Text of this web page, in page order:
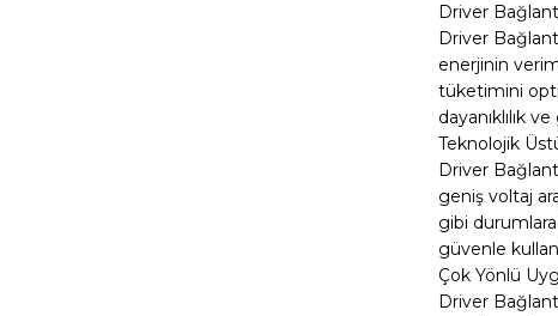
Driver
Driver
enerjinin
tüketimini
dayanıklılık
Teknolojik
Driver
geniş voltaj
gibi
güvenle
Çok Yönlü
Driver